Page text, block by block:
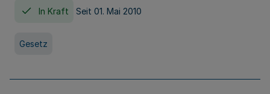
In Kraft Seit 01. Mai 2010
Gesetz